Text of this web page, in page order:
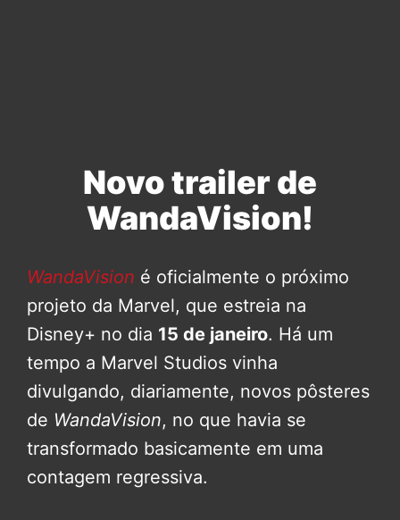
Novo trailer de
WandaVision!
WandaVision é oficialmente o próximo
projeto da Marvel, que estreia na
Disney+ no dia 15 de janeiro. Há um
tempo a Marvel Studios vinha
divulgando, diariamente, novos pôsteres
de WandaVision, no que havia se
transformado basicamente em uma
contagem regressiva.